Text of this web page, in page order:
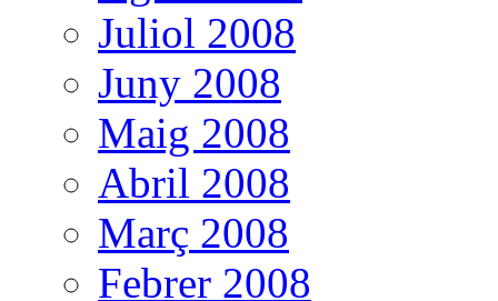
Juliol 2008
Juny 2008
Maig 2008
Abril 2008
Març 2008
Febrer 2008